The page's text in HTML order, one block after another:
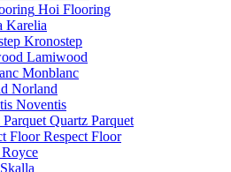
Hoi Flooring
Karelia
Kronostep
Lamiwood
Monblanc
Norland
Noventis
Quartz Parquet
Respect Floor
Royce
Skalla